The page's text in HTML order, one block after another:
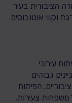
הציבורית בעיר
אוטובוסים
עירוני
גבוהים
הפיתוח
משפחות צעירות,